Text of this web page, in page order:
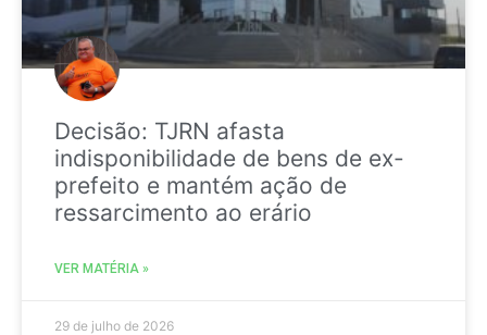
Decisão: TJRN afasta
indisponibilidade de bens de ex-
prefeito e mantém ação de
ressarcimento ao erário
VER MATÉRIA »
29 de julho de 2026